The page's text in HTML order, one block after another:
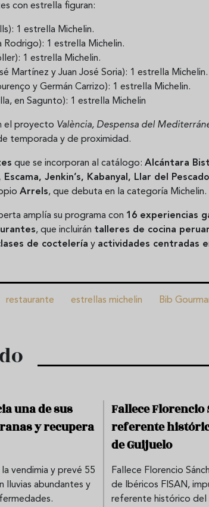
con estrella figuran:
1 estrella Michelin.
Rodrigo): 1 estrella Michelin.
1 estrella Michelin.
Martínez y Juan José Soria): 1 estrella Michelin.
y Germán Carrizo): 1 estrella Michelin.
en Sagunto): 1 estrella Michelin
el proyecto València, Despensa del
temporada y de proximidad.
que se incorporan al catálogo: Alcántara
Jenkin’s, Kabanyal, Llar del
Arrels, que debuta en la categoría Michelin.
amplía su programa con 16 experiencias
, que incluirán talleres de cocina
de coctelería y actividades centradas
restaurante estrellas michelin Bib
una de sus
y recupera
vendimia y prevé 55
lluvias abundantes y
Fallece
referente
de Guijuelo
Fallece Florencio
de Ibéricos FISAN,
referente histórico del